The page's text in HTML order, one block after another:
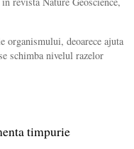
organismului, deoarece ajuta
schimba nivelul razelor
timpurie